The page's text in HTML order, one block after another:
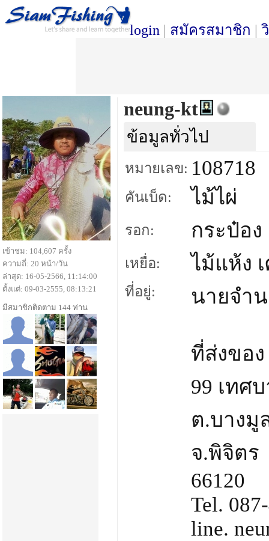
login | สมัครสมาชิก |
neung-kt
ข้อมูลทั่วไป
หมายเลข: 108718
คันเบ็ด: ไม้ไผ่
รอก: กระป๋อง
เหยื่อ: ไม้แห้ง
ที่อยู่: นายจำ
ที่ส่งของ
99 เทศ
ต.บางมู
จ.พิจิตร
66120
Tel.
line.
เข้าชม: 104,607 ครั้ง
ความถี่: 20 หน้า/วัน
ล่าสุด: 16-05-2566, 11:14:00
ตั้งแต่: 09-03-2555, 08:13:21
มีสมาชิกติดตาม 144 ท่าน